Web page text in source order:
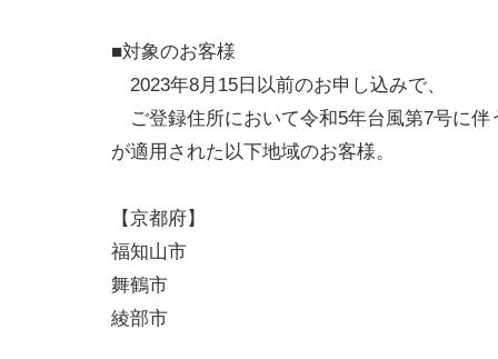
■対象のお客様
2023年8月15日以前のお申し込みで、
ご登録住所において令和5年台風第7号に伴
が適用された以下地域のお客様。
【京都府】
福知山市
舞鶴市
綾部市